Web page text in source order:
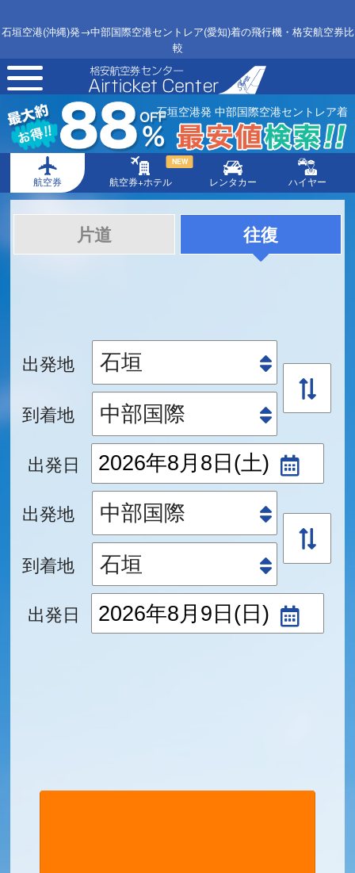
石垣空港(沖縄)発→中部国際空港セントレア(愛知)着の飛行機・格安航空券比
較
toggle
navigation
石垣空港発 中部国際空港セントレア着
航空券 航空券+ホテル
NEW
レンタカー ハイヤー
片道 往復
出発地
到着地
出発日
出発地
到着地
出発日